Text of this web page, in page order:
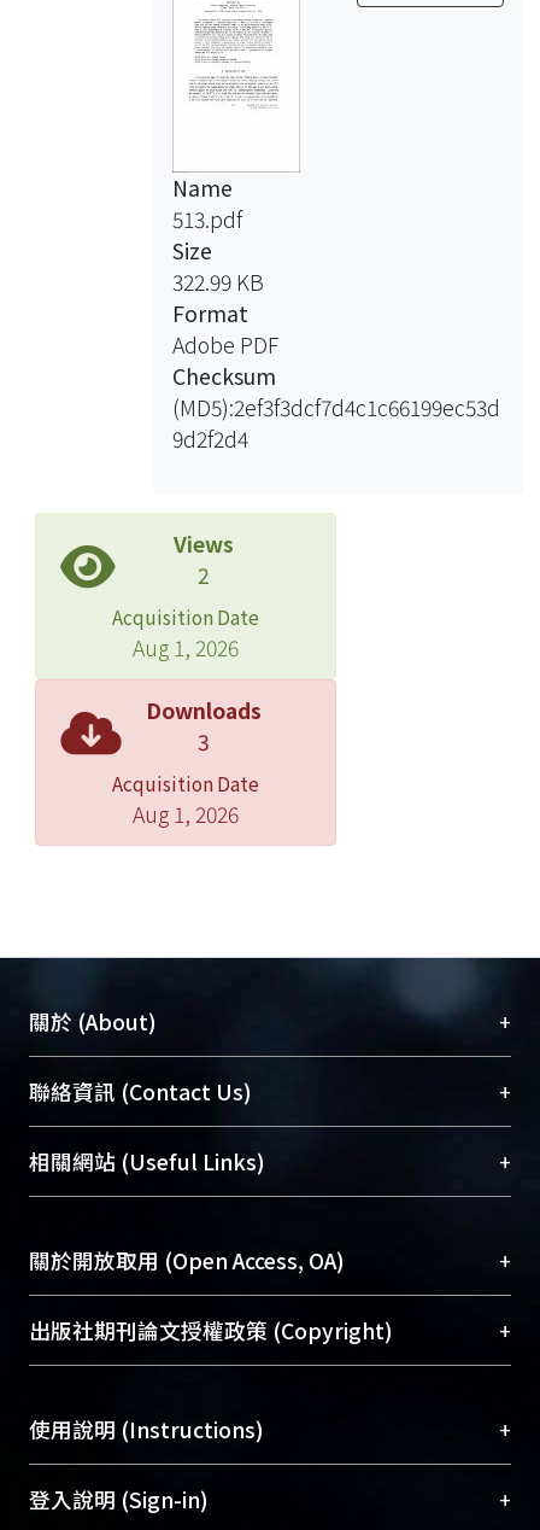
Name
513.pdf
Size
322.99 KB
Format
Adobe PDF
Checksum
(MD5):2ef3f3dcf7d4c1c66199ec53d
9d2f2d4
Views
2
Acquisition Date
Aug 1, 2026
Downloads
3
Acquisition Date
Aug 1, 2026
關於 (About) +
臺大位居世界頂尖大學之列，為永久珍藏及向國際
展現本校豐碩的研究成果及學術能量，圖書館整合
機構典藏（NTUR）與學術庫（AH）不同功能平
台，成為臺大學術典藏NTU scholars。期能整合研
成果。
To permanently archive and promote researcher
profiles and scholarly works, Library integrates the
services of “NTU Repository” with “Academic
聯絡資訊 (Contact Us) +
總館學科館員(Main Library)
醫學圖書館學科館員(Medical Library)
Sciences Library)
相關網站 (Useful Links) +
關於開放取用 (Open Access, OA) +
開放取用是從使用者角度提升資訊取用性的社會運
動，應用在學術研究上是透過將研究著作公開供使
用逐年攀升。同時可加速研究發展、提升研究影響
Archive）平台。 （點選深入了解OA）
出版社期刊論文授權政策 (Copyright) +
含部分內容的版權非匯入者所有，或由第三方贊
助與合作完成，請確認該版權所有者及第三方同
意提供此授權。
使用說明 (Instructions) +
網站簡介(Quickstart Guide)
登入說明 (Sign-in) +